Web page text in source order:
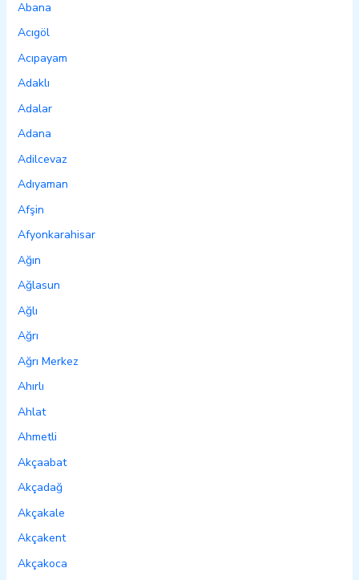
Abana
Acıgöl
Acıpayam
Adaklı
Adalar
Adana
Adilcevaz
Adıyaman
Afşin
Afyonkarahisar
Ağın
Ağlasun
Ağlı
Ağrı
Ağrı Merkez
Ahırlı
Ahlat
Ahmetli
Akçaabat
Akçadağ
Akçakale
Akçakent
Akçakoca